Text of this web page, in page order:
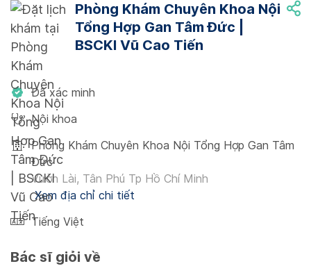
Phòng Khám Chuyên Khoa Nội
Tổng Hợp Gan Tâm Đức |
BSCKI Vũ Cao Tiến
Đã xác minh
Nội khoa
Phòng Khám Chuyên Khoa Nội Tổng Hợp Gan Tâm
Đức
Vườn Lài, Tân Phú Tp Hồ Chí Minh
Xem địa chỉ chi tiết
Tiếng Việt
Bác sĩ giỏi về